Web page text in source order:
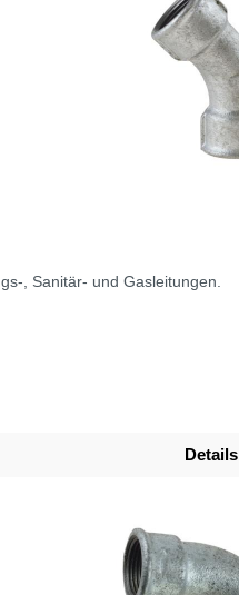
, Sanitär- und Gasleitungen.
Details